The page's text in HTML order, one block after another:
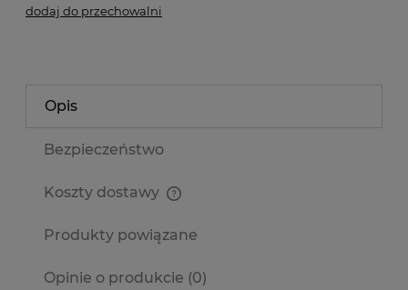
dodaj do przechowalni
Opis
Bezpieczeństwo
Koszty dostawy
Produkty powiązane
Opinie o produkcie (0)